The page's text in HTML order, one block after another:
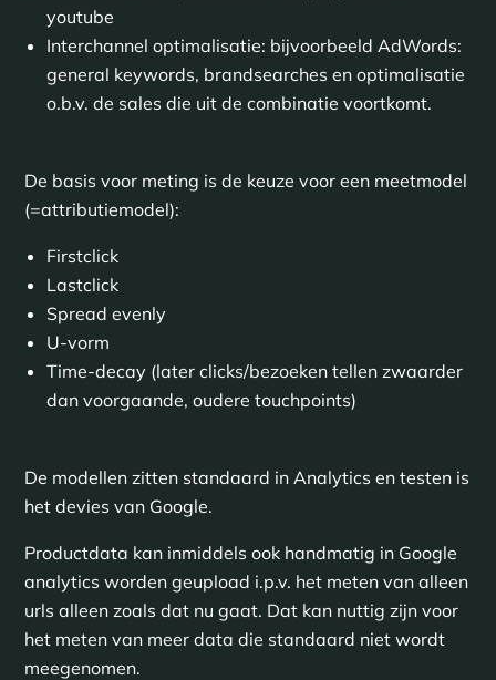
youtube
Interchannel optimalisatie: bijvoorbeeld AdWords:
general keywords, brandsearches en optimalisatie
o.b.v. de sales die uit de combinatie voortkomt.
De basis voor meting is de keuze voor een meetmodel
(=attributiemodel):
Firstclick
Lastclick
Spread evenly
U-vorm
Time-decay (later clicks/bezoeken tellen zwaarder
dan voorgaande, oudere touchpoints)
De modellen zitten standaard in Analytics en testen is
het devies van Google.
Productdata kan inmiddels ook handmatig in Google
analytics worden geupload i.p.v. het meten van alleen
urls alleen zoals dat nu gaat. Dat kan nuttig zijn voor
het meten van meer data die standaard niet wordt
meegenomen.